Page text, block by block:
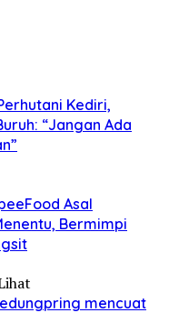
Kediri,
“Jangan Ada
Asal
Bermimpi
mencuat